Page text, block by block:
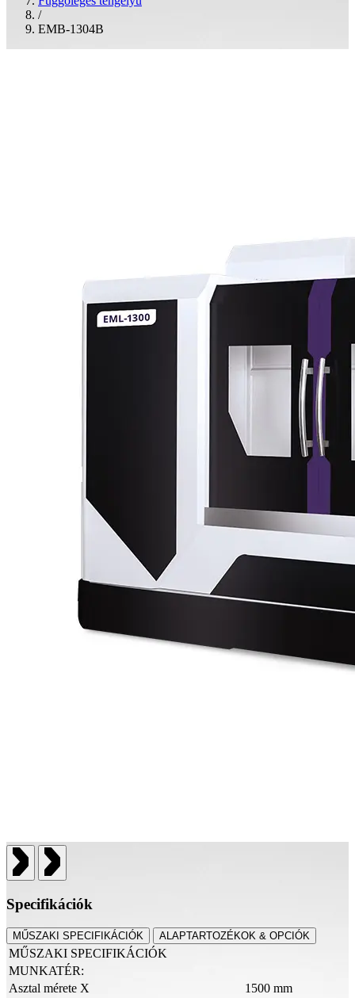
/
EMB-1304B
Specifikációk
MŰSZAKI SPECIFIKÁCIÓK ALAPTARTOZÉKOK & OPCIÓK
MŰSZAKI SPECIFIKÁCIÓK
MUNKATÉR:
Asztal mérete X
1500 mm